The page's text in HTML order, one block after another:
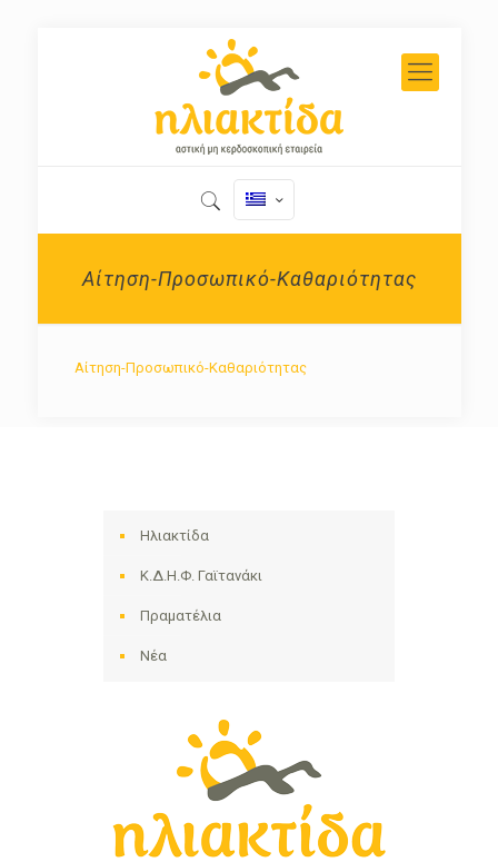
Αίτηση-Προσωπικό-Καθαριότητας
Αίτηση-Προσωπικό-Καθαριότητας
Ηλιακτίδα
Κ.Δ.Η.Φ. Γαϊτανάκι
Πραματέλια
Νέα